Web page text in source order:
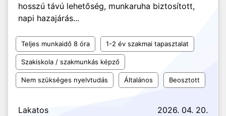
hosszú távú lehetőség, munkaruha biztosított,
napi hazajárás...
Teljes munkaidő 8 óra 1-2 év szakmai tapasztalat
Szakiskola / szakmunkás képző
Nem szükséges nyelvtudás Általános Beosztott
Lakatos 2026. 04. 20.